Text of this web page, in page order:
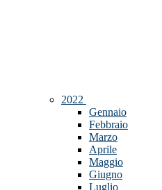
2022
Gennaio
Febbraio
Marzo
Aprile
Maggio
Giugno
Luglio